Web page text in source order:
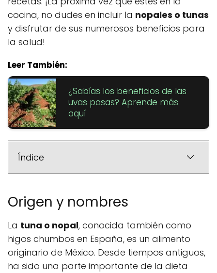
cocina, no dudes en incluir la nopales o tunas
y disfrutar de sus numerosos beneficios para
la salud!
Leer También:
¿Sabías los beneficios de las
uvas pasas? Aprende más
aquí
Índice
Origen y nombres
La tuna o nopal, conocida también como
higos chumbos en España, es un alimento
originario de México. Desde tiempos antiguos,
ha sido una parte importante de la dieta